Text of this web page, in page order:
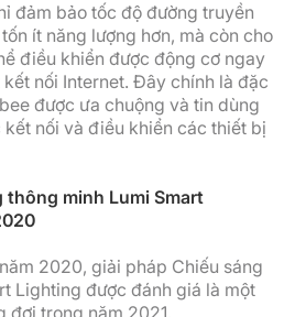
đảm bảo tốc độ đường truyền
ít năng lượng hơn, mà còn cho
điều khiển được động cơ ngay
nối Internet. Đây chính là đặc
được ưa chuộng và tin dùng
nối và điều khiển các thiết bị
thông minh Lumi Smart
2020, giải pháp Chiếu sáng
Lighting được đánh giá là một
đợi trong năm 2021.